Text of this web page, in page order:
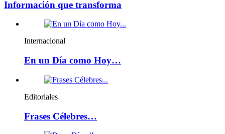
Información que transforma
Internacional
En un Día como Hoy…
Editoriales
Frases Célebres…